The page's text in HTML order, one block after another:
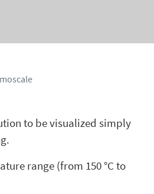
to be visualized simply
range (from 150 °C to